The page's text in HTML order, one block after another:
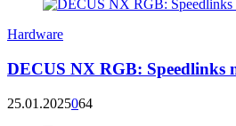
Hardware
DECUS NX RGB: Speedlinks
25.01.2025064